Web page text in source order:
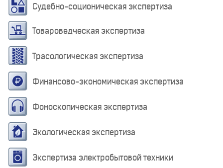
Судебно-соционическая экспертиза
Товароведческая экспертиза
Трасологическая экспертиза
Финансово-экономическая экспертиза
Фоноскопическая экспертиза
Экологическая экспертиза
Экспертиза электробытовой техники